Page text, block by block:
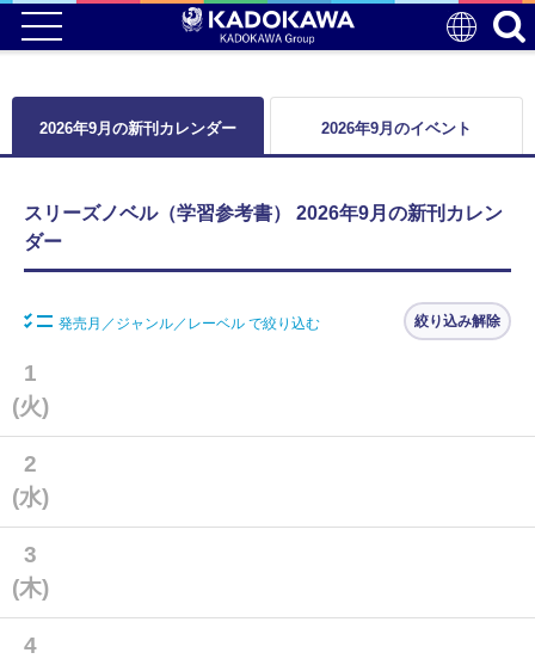
2026年9月の新刊カレンダー 2026年9月のイベント
スリーズノベル（学習参考書） 2026年9月の新刊カレン
ダー
発売月／ジャンル／レーベル で絞り込む 絞り込み解除
1
(火)
2
(水)
3
(木)
4